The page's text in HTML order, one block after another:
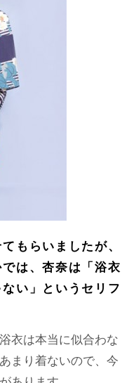
もらいましたが、
は、杏奈は「浴衣
い」というセリフ
衣は本当に似合わな
まり着ないので、今